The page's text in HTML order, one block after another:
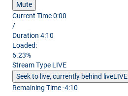
Mute
Current Time0:00
/
Duration 4:10
Loaded:
6.23%
Stream Type LIVE
Seek to live, currently behind liveLIVE
Remaining Time-4:10